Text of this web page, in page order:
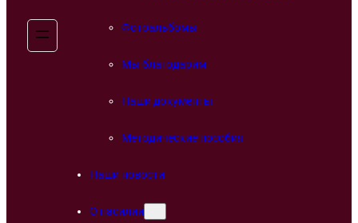
Фотоальбомы
Мы благодарим
Наши документы
Методические пособия
Наши новости
О насилии